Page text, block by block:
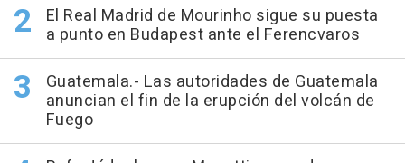
El Real Madrid de Mourinho sigue su puesta
a punto en Budapest ante el Ferencvaros
Guatemala.- Las autoridades de Guatemala
anuncian el fin de la erupción del volcán de
Fuego